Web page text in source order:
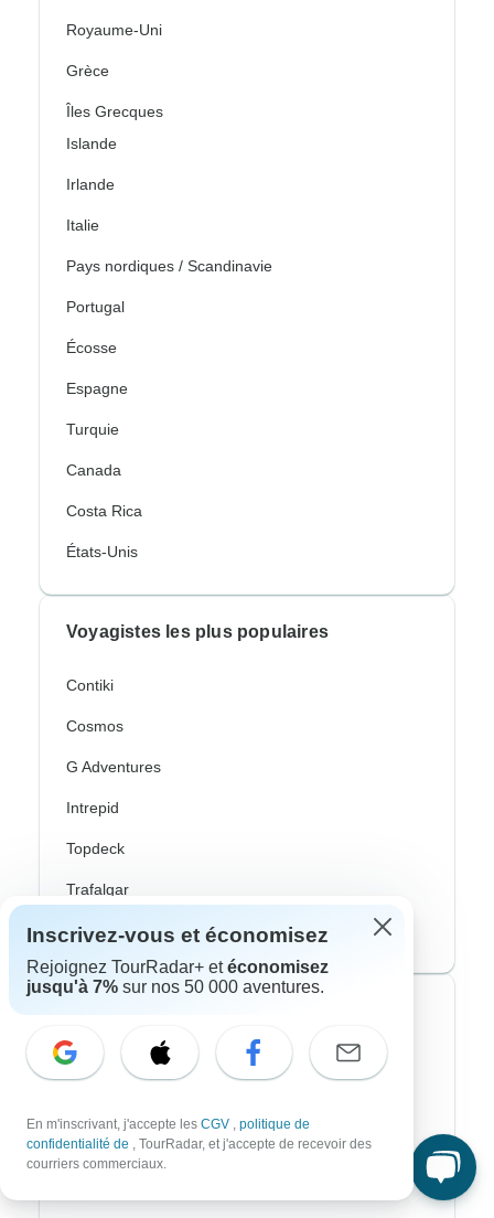
Royaume-Uni
Grèce
Îles Grecques
Islande
Irlande
Italie
Pays nordiques / Scandinavie
Portugal
Écosse
Espagne
Turquie
Canada
Costa Rica
États-Unis
Voyagistes les plus populaires
Contiki
Cosmos
G Adventures
Intrepid
Topdeck
Trafalgar
CroisiEurope River Cruises
Adventure
Randonnee & Trek
Inscrivez-vous et économisez
Rejoignez TourRadar+ etéconomisez
jusqu'à 7% sur nos 50 000 aventures.
En m'inscrivant, j'accepte les CGV , politique de
confidentialité de , TourRadar, et j'accepte de recevoir des
courriers commerciaux.